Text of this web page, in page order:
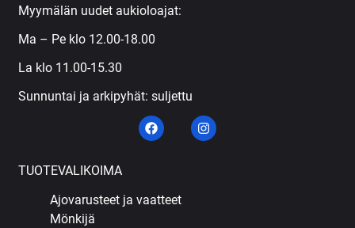
Myymälän uudet aukioloajat:
Ma – Pe klo 12.00-18.00
La klo 11.00-15.30
Sunnuntai ja arkipyhät: suljettu
TUOTEVALIKOIMA
Ajovarusteet ja vaatteet
Mönkijä